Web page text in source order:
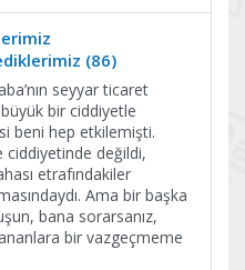
(86)
seyyar ticaret
büyük bir ciddiyetle
beni hep etkilemişti.
ciddiyetinde değildi,
etrafındakiler
Ama bir başka
bana sorarsanız,
bir vazgeçmeme